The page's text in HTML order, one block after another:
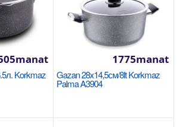
çuň 36x33cm/33,5lt. Korkmaz
A2734
cm / 33.5 lt 18/10 Cr-Ni
Korkmaz Gazan 28x14,5см/8lt Korkmaz
Palma A3904
1775manat